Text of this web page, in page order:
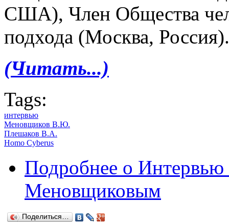
США), Член Общества
подхода (Москва, Россия).
(Читать...)
Tags:
интервью
Меновщиков В.Ю.
Плешаков В.А.
Homo Cyberus
Подробнее о
Меновщиковым
Поделиться…